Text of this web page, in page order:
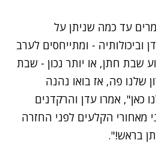
עד כמה שניתן על
וביכולותיה - ומתייחסים לערב
שבת חתן, או יותר נכון - שבת
שלנו פה, אז בואו נהנה
כאן", אמרו עדן והרקדנים
מאחורי הקלעים לפני החזרה
בראש!".